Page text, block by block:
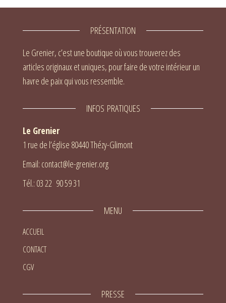
PRÉSENTATION
Le Grenier, c’est une boutique où vous trouverez des
articles originaux et uniques, pour faire de votre intérieur un
havre de paix qui vous ressemble.
INFOS PRATIQUES
Le Grenier
1 rue de l’église 80440 Thézy-Glimont
Email: contact@le-grenier.org
Tél.: 03 22 90 59 31
MENU
ACCUEIL
CONTACT
CGV
PRESSE